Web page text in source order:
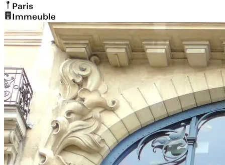
Paris
Immeuble